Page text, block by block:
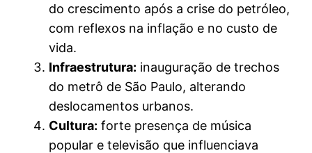
do crescimento após a crise do petróleo,
com reflexos na inflação e no custo de
vida.
Infraestrutura: inauguração de trechos
do metrô de São Paulo, alterando
deslocamentos urbanos.
Cultura: forte presença de música
popular e televisão que influenciava